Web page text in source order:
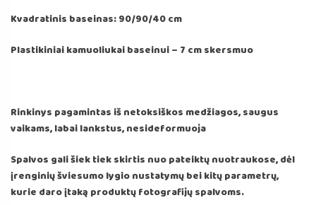
Kvadratinis baseinas: 90/90/40 cm
Plastikiniai kamuoliukai baseinui – 7 cm skersmuo
Rinkinys pagamintas iš netoksiškos medžiagos, saugus
vaikams, labai lankstus, nesideformuoja
Spalvos gali šiek tiek skirtis nuo pateiktų nuotraukose, dėl
įrenginių šviesumo lygio nustatymų bei kitų parametrų,
kurie daro įtaką produktų fotografijų spalvoms.